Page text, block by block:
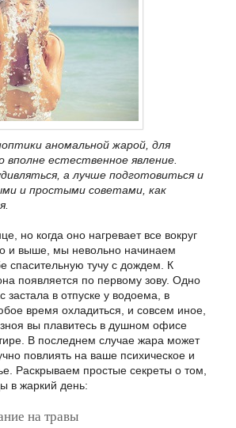
аномальной жарой, для
естественное явление.
а лучше подготовиться и
и простыми советами, как
но когда оно нагревает все вокруг
и выше, мы невольно начинаем
спасительную тучу с дождем. К
появляется по первому зову. Одно
застала в отпуске у водоема, в
время охладиться, и совсем иное,
зноя вы плавитесь в душном офисе
В последнем случае жара может
повлиять на ваше психическое и
Раскрываем простые секреты о том,
в жаркий день:
на травы